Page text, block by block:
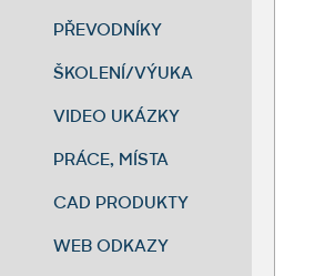
PŘEVODNÍKY
ŠKOLENÍ/VÝUKA
VIDEO UKÁZKY
PRÁCE, MÍSTA
CAD PRODUKTY
WEB ODKAZY